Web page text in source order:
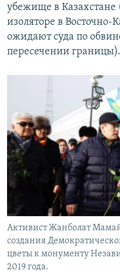
убежище в Казахстане
изоляторе в Восточно-
ожидают суда по
пересечении границы).
Активист Жанболат
создания
цветы к монументу
2019 года.